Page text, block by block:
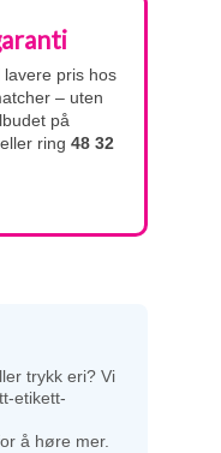
pris hos
– uten
på
ring 48 32
trykk eri? Vi
etikett-
å høre mer.